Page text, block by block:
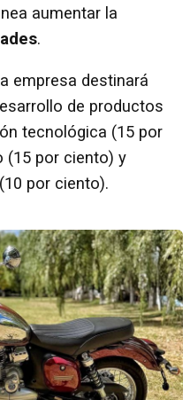
aumentar la
.
empresa destinará
de productos
tecnológica (15 por
(15 por ciento) y
por ciento).